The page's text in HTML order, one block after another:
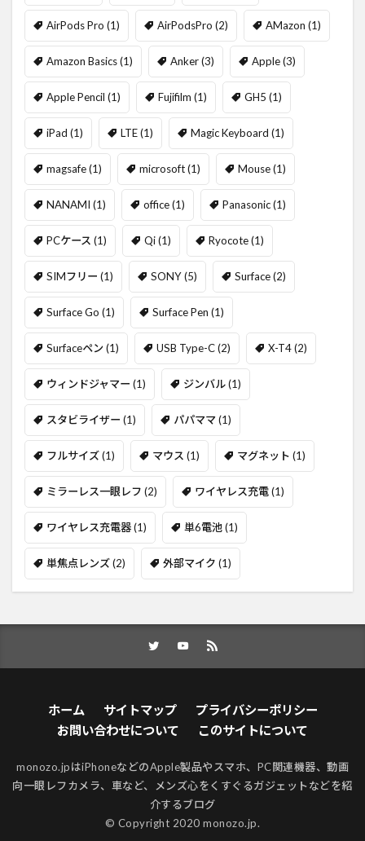
AirPods Pro (1) AirPodsPro (2) AMazon (1)
Amazon Basics(1) Anker(3) Apple(3)
Apple Pencil (1) Fujifilm (1) GH5 (1)
iPad (1) LTE(1) Magic Keyboard (1)
magsafe(1) microsoft(1) Mouse(1)
NANAMI (1) office(1) Panasonic(1)
PCケース (1) Qi(1) Ryocote(1)
SIMフリー (1) SONY(5) Surface(2)
Surface Go (1) Surface Pen (1)
Surfaceペン(1) USB Type-C(2) X-T4(2)
ウィンドジャマー (1) ジンバル(1)
スタビライザー (1) パパママ(1)
フルサイズ(1) マウス (1) マグネット (1)
ミラーレス一眼レフ (2) ワイヤレス充電(1)
ワイヤレス充電器(1) 単6電池(1)
単焦点レンズ(2) 外部マイク (1)
ホーム サイトマップ
プライバシーポリシー
お問い合わせについて
このサイトについて
monozo.jpはiPhoneなどのApple製品やスマホ、PC関連機器、動画
向一眼レフカメラ、車など、メンズ心をくすぐるガジェットなどを紹
介するブログ
© Copyright 2020 monozo.jp.